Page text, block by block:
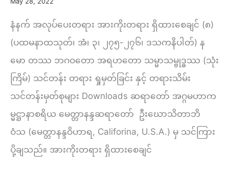
နံနက် အလုပ်ပေးတရား အားကိုးတရား ရှိထားစေချင် (၈)
(ပထမနာထသုတ်၊ အံ၊ ၃၊ ၂၇၅-၂၇၆၊ ဒသကနိပါတ်) န
မော တဿ ဘဂဝတော အရဟတော သမ္မာသမ္ဗုဒ္ဓဿ (သုံး
ကြိမ်) သင်တန်း တရား ရှုမှတ်ခြင်း နှင့် တရားသိမ်း
သင်တန်းမှတ်စုများ Downloads ဆရာတော် အဂ္ဂမဟာက
မ္မဋ္ဌာနာစရိယ မေတ္တာနန္ဒဆရာတော် ဦးဃောသိတာဘိ
ဝံသ (မေတ္တာနန္ဒဝိဟာရ, Califorina, U.S.A.) မှ သင်ကြား
ပို့ချသည်။ အားကိုးတရား ရှိထားစေချင်